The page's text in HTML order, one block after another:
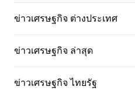
ข่าวเศรษฐกิจ ต่างประเทศ
ข่าวเศรษฐกิจ ล่าสุด
ข่าวเศรษฐกิจ ไทยรัฐ